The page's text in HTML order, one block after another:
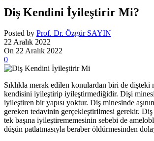
Diş Kendini İyileştirir Mi?
Posted by Prof. Dr. Özgür SAYIN
22 Aralık 2022
On 22 Aralık 2022
0
Sıklıkla merak edilen konulardan biri de dişteki
kendisini iyileştirip iyileştirmediğidir. Dişi
iyileştiren bir yapısı yoktur. Diş minesinde
gereken tedavinin gerçekleştirilmesi gerekir.
tek başına iyileştirememesinin sebebi de
düşün patlatmasıyla beraber öldürmesinden